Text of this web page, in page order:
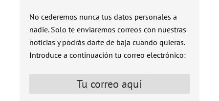
No cederemos nunca tus datos personales a
nadie. Solo te enviaremos correos con nuestras
noticias y podrás darte de baja cuando quieras.
Introduce a continuación tu correo electrónico: